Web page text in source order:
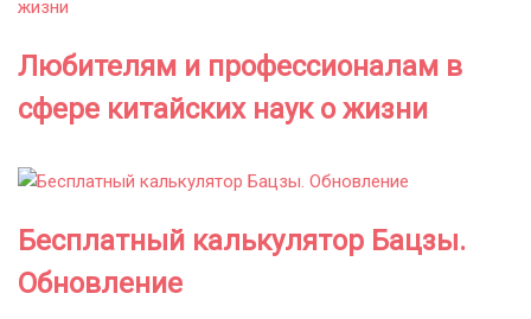
Любителям и профессионалам в
сфере китайских наук о жизни
Бесплатный калькулятор Бацзы.
Обновление